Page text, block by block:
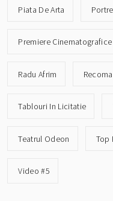
Piata De Arta
Premiere Cinematografice
Radu Afrim
Tablouri In Licitatie
Teatrul Odeon Top
Video #5